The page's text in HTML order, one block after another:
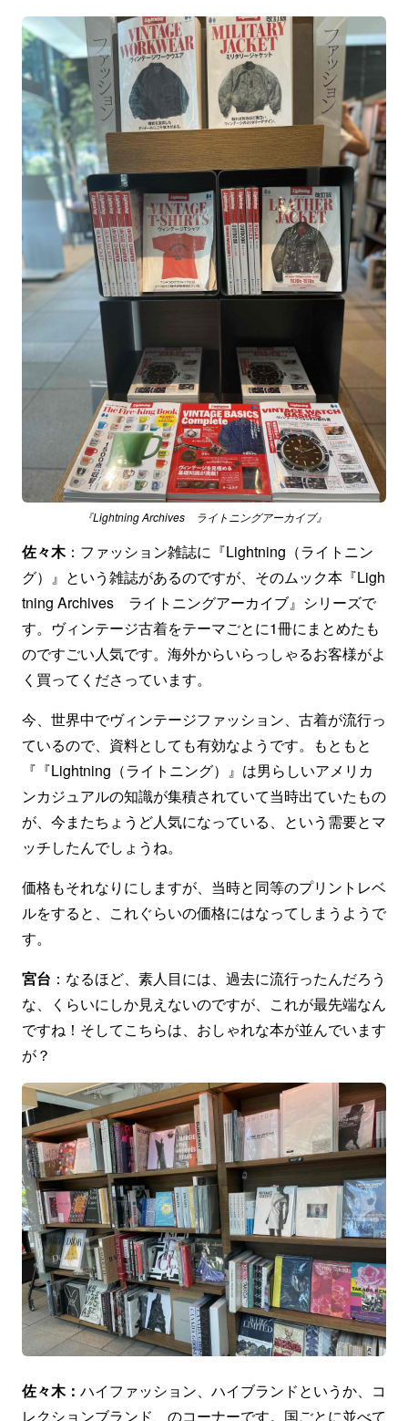
『Lightning Archives ライトニングアーカイブ』
佐々木：ファッション雑誌に『Lightning（ライトニン
グ）』という雑誌があるのですが、そのムック本『Ligh
tning Archives ライトニングアーカイブ』シリーズで
す。ヴィンテージ古着をテーマごとに1冊にまとめたも
のですごい人気です。海外からいらっしゃるお客様がよ
く買ってくださっています。
今、世界中でヴィンテージファッション、古着が流行っ
ているので、資料としても有効なようです。もともと
『『Lightning（ライトニング）』は男らしいアメリカ
ンカジュアルの知識が集積されていて当時出ていたもの
が、今またちょうど人気になっている、という需要とマ
ッチしたんでしょうね。
価格もそれなりにしますが、当時と同等のプリントレベ
ルをすると、これぐらいの価格にはなってしまうようで
す。
宮台 ：なるほど、素人目には、過去に流行ったんだろう
な、くらいにしか見えないのですが、これが最先端なん
ですね！そしてこちらは、おしゃれな本が並んでいます
が？
佐々木： ハイファッション、ハイブランドというか、コ
レクションブランド、のコーナーです。国ごとに並べて